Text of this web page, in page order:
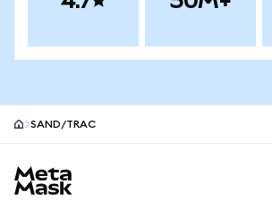
SAND/TRAC